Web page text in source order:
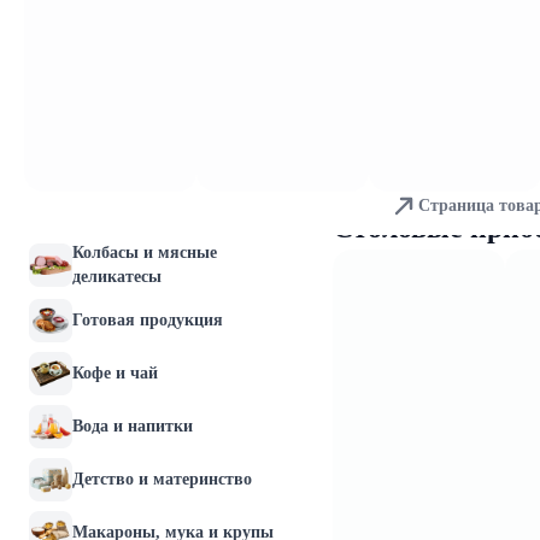
Колбасы и мясные
деликатесы
Готовая продукция
Кофе и чай
Вода и напитки
Детство и материнство
Макароны, мука и крупы
Столовые
Страница